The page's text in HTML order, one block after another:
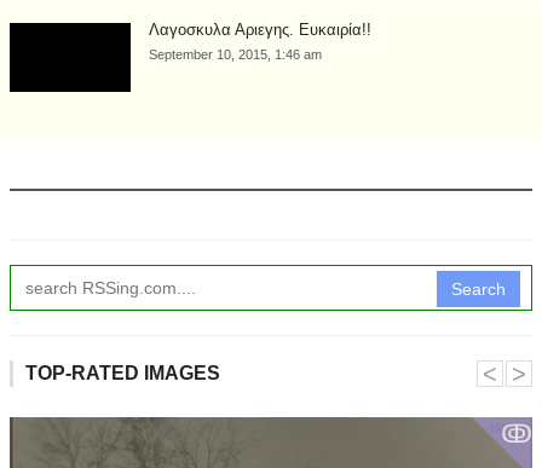
Λαγοσκυλα Αριεγης. Ευκαιρία!!
September 10, 2015, 1:46 am
Search
TOP-RATED IMAGES
ↂ
˂ ˃